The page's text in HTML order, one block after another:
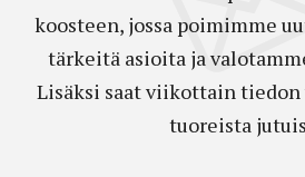
koosteen, jossa poimimme
tärkeitä asioita ja
Lisäksi saat viikottain
tuoreista